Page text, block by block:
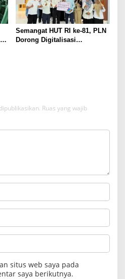
Semangat HUT RI ke-81, PLN
Dorong Digitalisasi
Ruas yang wajib
situs web saya pada
saya berikutnya.